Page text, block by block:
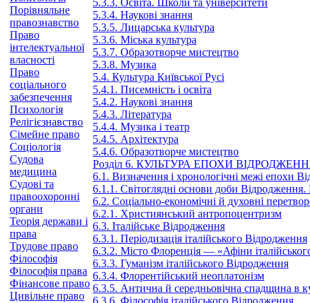
Порівняльне
правознавство
Право
інтелектуальної
власності
Право
соціального
забезпечення
Психологія
Релігієзнавство
Сімейне право
Соціологія
Судова
медицина
Судові та
правоохоронні
органи
Теорія держави і
права
Трудове право
Філософія
Філософія права
Фінансове право
Цивільне право
5.3.3. Освіта. Школи та університети
5.3.4. Наукові знання
5.3.5. Лицарська культура
5.3.6. Міська культура
5.3.7. Образотворче мистецтво
5.3.8. Музика
5.4. Культура Київської Русі
5.4.1. Писемність і освіта
5.4.2. Наукові знання
5.4.3. Література
5.4.4. Музика і театр
5.4.5. Архітектура
5.4.6. Образотворче мистецтво
Розділ 6. КУЛЬТУРА ЕПОХИ
6.1. Визначення і хронологічні межі епохи
6.1.1. Світоглядні основи доби
6.2. Соціально-економічні й духовні
6.2.1. Християнський антропоцентризм
6.3. Італійське Відродження
6.3.1. Періодизація італійського Відродження
6.3.2. Місто Флоренція — «Афіни
6.3.3. Гуманізм італійського Відродження
6.3.4. Флорентійський неоплатонізм
6.3.5. Антична й середньовічна спадщина в
6.3.6. Філософія італійського Відродження